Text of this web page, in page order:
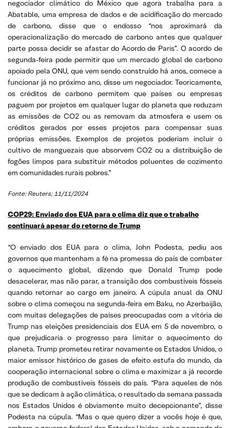
negociador climático do México que agora trabalha para a
Abatable, uma empresa de dados e de acidificação do mercado
de carbono, disse que o endosso “nos aproximará da
operacionalização do mercado de carbono antes que qualquer
parte possa decidir se afastar do Acordo de Paris”. O acordo de
segunda-feira pode permitir que um mercado global de carbono
apoiado pela ONU, que vem sendo construído há anos, comece a
funcionar já no próximo ano, disse um negociador. Teoricamente,
os créditos de carbono permitem que países ou empresas
paguem por projetos em qualquer lugar do planeta que reduzam
as emissões de CO2 ou as removam da atmosfera e usem os
créditos gerados por esses projetos para compensar suas
próprias emissões. Exemplos de projetos poderiam incluir o
cultivo de manguezais que absorvem CO2 ou a distribuição de
fogões limpos para substituir métodos poluentes de cozimento
em comunidades rurais pobres.”
Fonte: Reuters; 11/11/2024
COP29: Enviado dos EUA para o clima diz que o trabalho
continuará apesar do retorno de Trump
“O enviado dos EUA para o clima, John Podesta, pediu aos
governos que mantenham a fé na promessa do país de combater
o aquecimento global, dizendo que Donald Trump pode
desacelerar, mas não parar, a transição dos combustíveis fósseis
quando retornar ao cargo em janeiro. A cúpula anual da ONU
sobre o clima começou na segunda-feira em Baku, no Azerbaijão,
com muitas delegações de países preocupadas com a vitória de
Trump nas eleições presidenciais dos EUA em 5 de novembro, o
que prejudicaria o progresso para limitar o aquecimento do
planeta. Trump prometeu retirar novamente os Estados Unidos, o
maior emissor histórico de gases de efeito estufa do mundo, da
cooperação internacional sobre o clima e maximizar a já recorde
produção de combustíveis fósseis do país. “Para aqueles de nós
que se dedicam à ação climática, o resultado da semana passada
nos Estados Unidos é obviamente muito decepcionante”, disse
Podesta na cúpula. “Mas o que quero dizer a vocês hoje é que,